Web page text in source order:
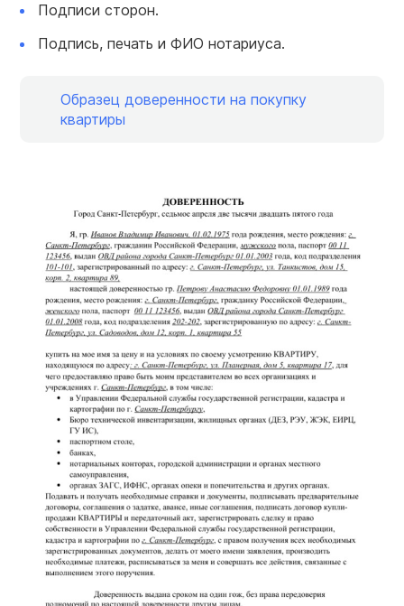
Подписи сторон.
Подпись, печать и ФИО нотариуса.
Образец доверенности на покупку
квартиры